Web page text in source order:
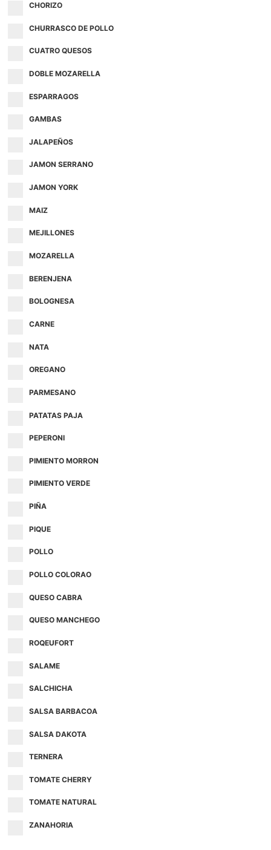
CHORIZO
CHURRASCO DE POLLO
CUATRO QUESOS
DOBLE MOZARELLA
ESPARRAGOS
GAMBAS
JALAPEÑOS
JAMON SERRANO
JAMON YORK
MAIZ
MEJILLONES
MOZARELLA
BERENJENA
BOLOGNESA
CARNE
NATA
OREGANO
PARMESANO
PATATAS PAJA
PEPERONI
PIMIENTO MORRON
PIMIENTO VERDE
PIÑA
PIQUE
POLLO
POLLO COLORAO
QUESO CABRA
QUESO MANCHEGO
ROQEUFORT
SALAME
SALCHICHA
SALSA BARBACOA
SALSA DAKOTA
TERNERA
TOMATE CHERRY
TOMATE NATURAL
ZANAHORIA